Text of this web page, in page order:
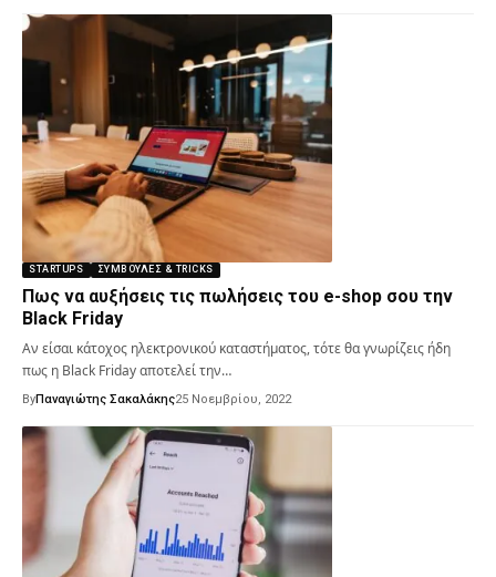
STARTUPS ΣΥΜΒΟΥΛΈΣ & TRICKS
Πως να αυξήσεις τις πωλήσεις του e-shop σου την
Black Friday
Αν είσαι κάτοχος ηλεκτρονικού καταστήματος, τότε θα γνωρίζεις ήδη
πως η Black Friday αποτελεί την…
ByΠαναγιώτης Σακαλάκης25 Νοεμβρίου, 2022